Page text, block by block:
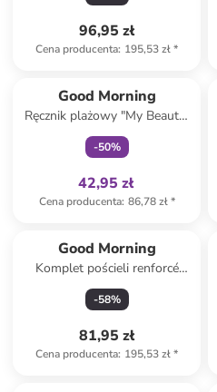
96,95 zł
Cena producenta: 195,53 zł*
Good Morning
Ręcznik plażowy "My Beauty"
w kolorze niebieskim
-50%
42,95 zł
Cena producenta: 86,78 zł*
Good Morning
Komplet pościeli renforcé
"Iris" w kolorze turkusowo-
musztardowym
-58%
81,95 zł
Cena producenta: 195,53 zł*